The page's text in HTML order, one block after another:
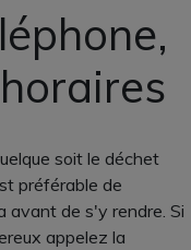
soit le déchet
préférable de
avant de s'y rendre. Si
appelez la